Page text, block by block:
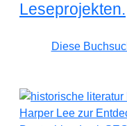
Leseprojekten.
Diese